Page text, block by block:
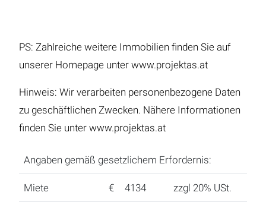
PS: Zahlreiche weitere Immobilien finden Sie auf
unserer Homepage unter www.projektas.at
Hinweis: Wir verarbeiten personenbezogene Daten
zu geschäftlichen Zwecken. Nähere Informationen
finden Sie unter www.projektas.at
Angaben gemäß gesetzlichem Erfordernis:
Miete € 4134 zzgl 20% USt.